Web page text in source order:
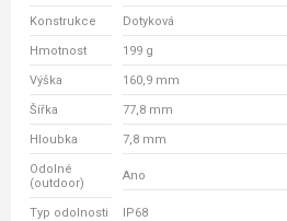
Konstrukce Dotyková
Hmotnost 199 g
Výška 160,9 mm
Šířka 77,8 mm
Hloubka 7,8 mm
Odolné
(outdoor)
Ano
Typ odolnosti IP68